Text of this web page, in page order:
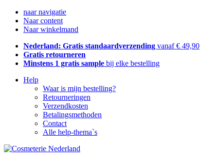
naar navigatie
Naar content
Naar winkelmand
Nederland: Gratis standaardverzending vanaf € 49,90
Gratis retourneren
Minstens 1 gratis sample bij elke bestelling
Help
Waar is mijn bestelling?
Retourneringen
Verzendkosten
Betalingsmethoden
Contact
Alle help-thema`s